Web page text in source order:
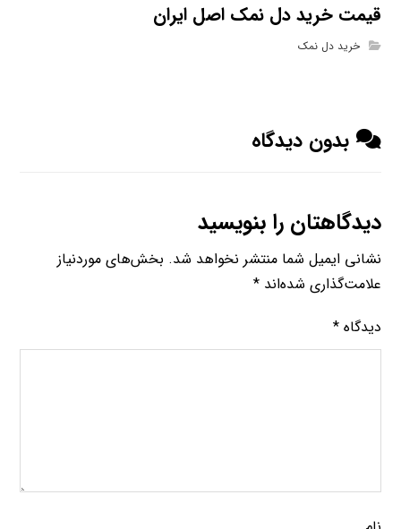
قیمت خرید دل نمک اصل ایران
خرید دل نمک
بدون دیدگاه
دیدگاهتان را بنویسید
نشانی ایمیل شما منتشر نخواهد شد. بخش‌های موردنیاز
علامت‌گذاری شده‌اند*
دیدگاه*